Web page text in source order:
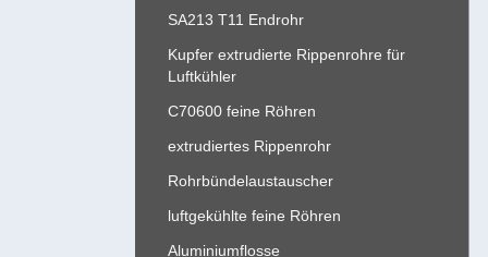
SA213 T11 Endrohr
Kupfer extrudierte Rippenrohre für
Luftkühler
C70600 feine Röhren
extrudiertes Rippenrohr
Rohrbündelaustauscher
luftgekühlte feine Röhren
Aluminiumflosse